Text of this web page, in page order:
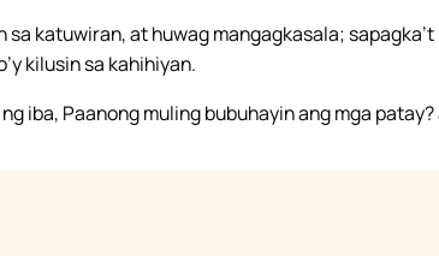
sa katuwiran, at huwag mangagkasala;
kilusin sa kahihiyan.
iba, Paanong muling bubuhayin ang mga